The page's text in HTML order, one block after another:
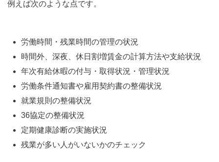
例えば次のような点です。
労働時間・残業時間の管理の状況
時間外、深夜、休日割増賃金の計算方法や支給状況
年次有給休暇の付与・取得状況・管理状況
労働条件通知書や雇用契約書の整備状況
就業規則の整備状況
36協定の整備状況
定期健康診断の実施状況
残業が多い人がいないかのチェック